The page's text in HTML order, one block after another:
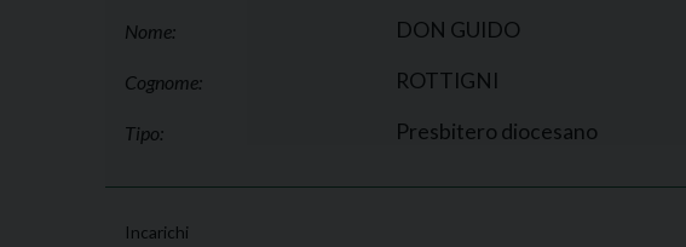
Nome: DON GUIDO
Cognome: ROTTIGNI
Tipo: Presbitero diocesano
Incarichi